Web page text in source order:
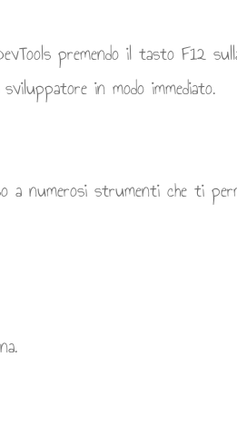
premendo il tasto F12
in modo immediato.
a numerosi strumenti che ti